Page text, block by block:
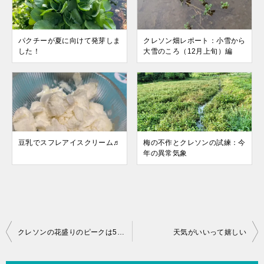
パクチーが夏に向けて発芽しま
した！
クレソン畑レポート：小雪から
大雪のころ（12月上旬）編
豆乳でスフレアイスクリーム♬
梅の不作とクレソンの試練：今
年の異常気象
投
クレソンの花盛りのピークは5月上旬 天気がいいって嬉しい